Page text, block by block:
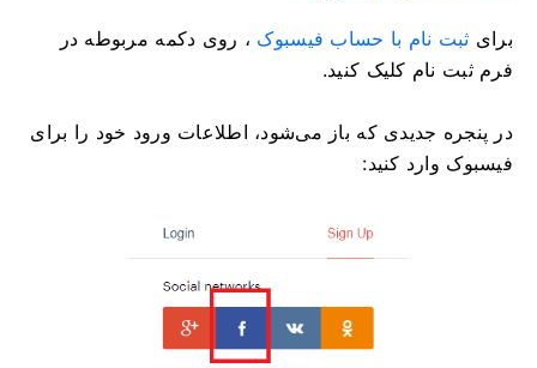
برای ثبت نام با حساب فیسبوک ، روی دکمه مربوطه در
فرم ثبت نام کلیک کنید.
در پنجره جدیدی که باز می‌شود، اطلاعات ورود خود را برای
فیسبوک وارد کنید: